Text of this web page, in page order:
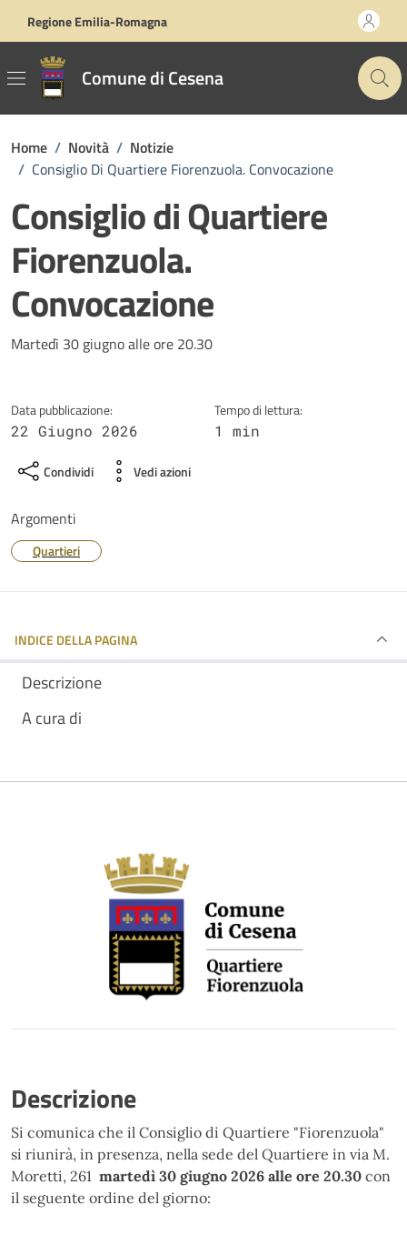
Regione Emilia-Romagna
Comune di Cesena
Home / Novità / Notizie
/ Consiglio Di Quartiere Fiorenzuola. Convocazione
Consiglio di Quartiere
Fiorenzuola.
Convocazione
Dettagli della notizia
Martedì 30 giugno alle ore 20.30
Data pubblicazione:
22 Giugno 2026
Tempo di lettura:
1 min
Condividi Vedi azioni
Argomenti
Quartieri
INDICE DELLA PAGINA
Descrizione
A cura di
Descrizione
Si comunica che il Consiglio di Quartiere "Fiorenzuola"
si riunirà, in presenza, nella sede del Quartiere in via M.
Moretti, 261 martedì 30 giugno 2026 alle ore 20.30 con
il seguente ordine del giorno: